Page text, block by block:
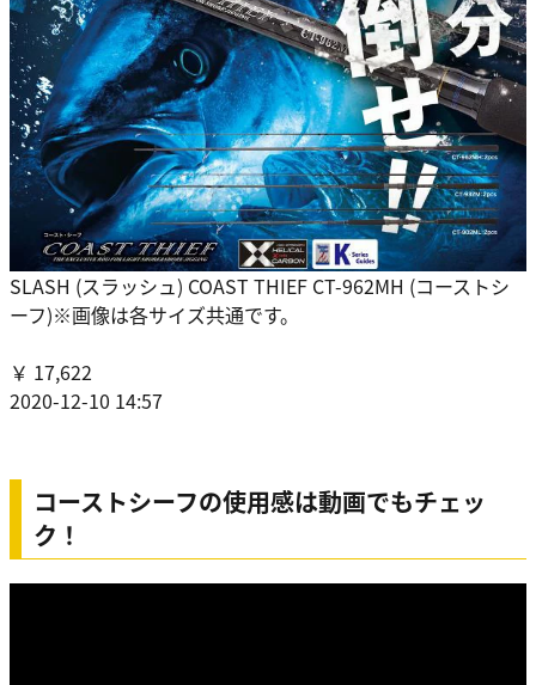
SLASH (スラッシュ) COAST THIEF CT-962MH (コーストシ
ーフ)※画像は各サイズ共通です。
￥ 17,622
2020-12-10 14:57
コーストシーフの使用感は動画でもチェッ
ク！